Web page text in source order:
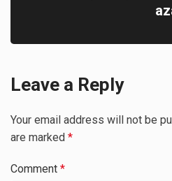
Leave a Reply
Your email address will not be
are marked *
Comment *